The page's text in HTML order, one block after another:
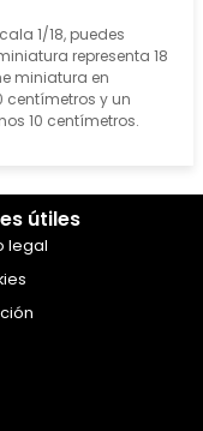
1/18, puedes
representa 18
miniatura en
centímetros y un
10 centímetros.
útiles
legal